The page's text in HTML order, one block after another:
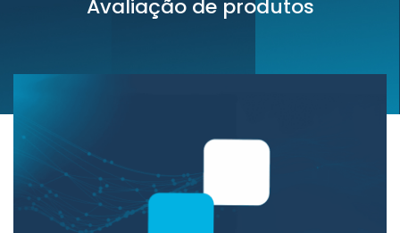
Avaliação de produtos